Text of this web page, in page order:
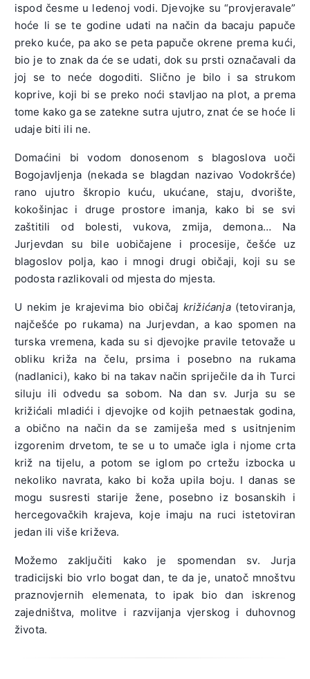
ispod česme u ledenoj vodi. Djevojke su “provjeravale”
hoće li se te godine udati na način da bacaju papuče
preko kuće, pa ako se peta papuče okrene prema kući,
bio je to znak da će se udati, dok su prsti označavali da
joj se to neće dogoditi. Slično je bilo i sa strukom
koprive, koji bi se preko noći stavljao na plot, a prema
tome kako ga se zatekne sutra ujutro, znat će se hoće li
udaje biti ili ne.
Domaćini bi vodom donosenom s blagoslova uoči
Bogojavljenja (nekada se blagdan nazivao Vodokršće)
rano ujutro škropio kuću, ukućane, staju, dvorište,
kokošinjac i druge prostore imanja, kako bi se svi
zaštitili od bolesti, vukova, zmija, demona… Na
Jurjevdan su bile uobičajene i procesije, češće uz
blagoslov polja, kao i mnogi drugi običaji, koji su se
podosta razlikovali od mjesta do mjesta.
U nekim je krajevima bio običaj križićanja (tetoviranja,
najčešće po rukama) na Jurjevdan, a kao spomen na
turska vremena, kada su si djevojke pravile tetovaže u
obliku križa na čelu, prsima i posebno na rukama
(nadlanici), kako bi na takav način spriječile da ih Turci
siluju ili odvedu sa sobom. Na dan sv. Jurja su se
križićali mladići i djevojke od kojih petnaestak godina,
a obično na način da se zamiješa med s usitnjenim
izgorenim drvetom, te se u to umače igla i njome crta
križ na tijelu, a potom se iglom po crtežu izbocka u
nekoliko navrata, kako bi koža upila boju. I danas se
mogu susresti starije žene, posebno iz bosanskih i
hercegovačkih krajeva, koje imaju na ruci istetoviran
jedan ili više križeva.
Možemo zaključiti kako je spomendan sv. Jurja
tradicijski bio vrlo bogat dan, te da je, unatoč mnoštvu
praznovjernih elemenata, to ipak bio dan iskrenog
zajedništva, molitve i razvijanja vjerskog i duhovnog
života.